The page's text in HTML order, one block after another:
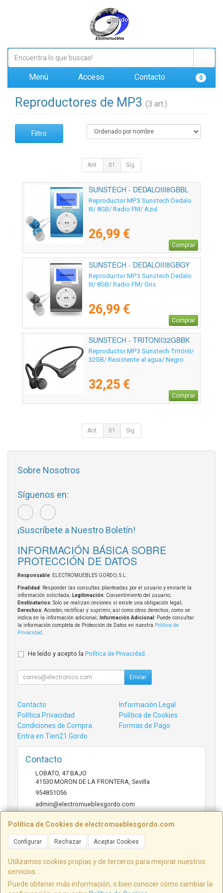
Menú Acceso Contacto 0
Reproductores de MP3 (3 art.)
Filtro
Ant. 01 Sig.
SUNSTECH - DEDALOIII8GBBL
Reproductor MP3 Sunstech Dedalo
III/ 8GB/ Radio FM/ Azul
26,99 €
Comprar
SUNSTECH - DEDALOIII8GBGY
Reproductor MP3 Sunstech Dedalo
III/ 8GB/ Radio FM/ Gris
26,99 €
Comprar
SUNSTECH - TRITONII32GBBK
Reproductor MP3 Sunstech TritónII/
32GB/ Resistente al agua/ Negro
32,25 €
Comprar
Ant. 01 Sig.
Política de Cookies de electromueblesgordo.com
Configurar Rechazar Aceptar Cookies
Utilizamos cookies propias y de terceros para mejorar nuestros
servicios.
Puede obtener más información, o bien conocer cómo cambiar la
Sobre Nosotros
Síguenos en:
¡Suscríbete a Nuestro Boletín!
INFORMACIÓN BÁSICA SOBRE
PROTECCIÓN DE DATOS
Responsable: ELECTROMUEBLES GORDO, S.L.
Finalidad: Responder las consultas planteadas por el usuario y enviarle la
información solicitada; Legitimación: Consentimiento del usuario;
Destinatarios: Solo se realizan cesiones si existe una obligación legal;
Derechos: Acceder, rectificar y suprimir, así como otros derechos, como se
indica en la información adicional;
Información Adicional : Puede consultar
la información completa de Protección de Datos en nuestra Política de
Privacidad
He leído y acepto la Política de Privacidad .
Enviar
Contacto
Información Legal
Política Privacidad
Política de Cookies
Condiciones de Compra
Formas de Pago
Entra en Tien21 Gordo
Contacto
LOBATO, 47 BAJO
41530 MORON DE LA FRONTERA, Sevilla
954851056
admin@electromueblesgordo.com
Horario
cerrado.